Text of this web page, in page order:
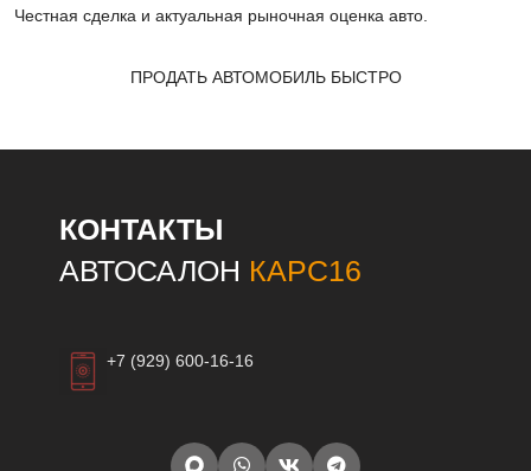
Честная сделка и актуальная рыночная оценка авто.
ПРОДАТЬ АВТОМОБИЛЬ БЫСТРО
КОНТАКТЫ
АВТОСАЛОН КАРС16
+7 (929) 600-16-16